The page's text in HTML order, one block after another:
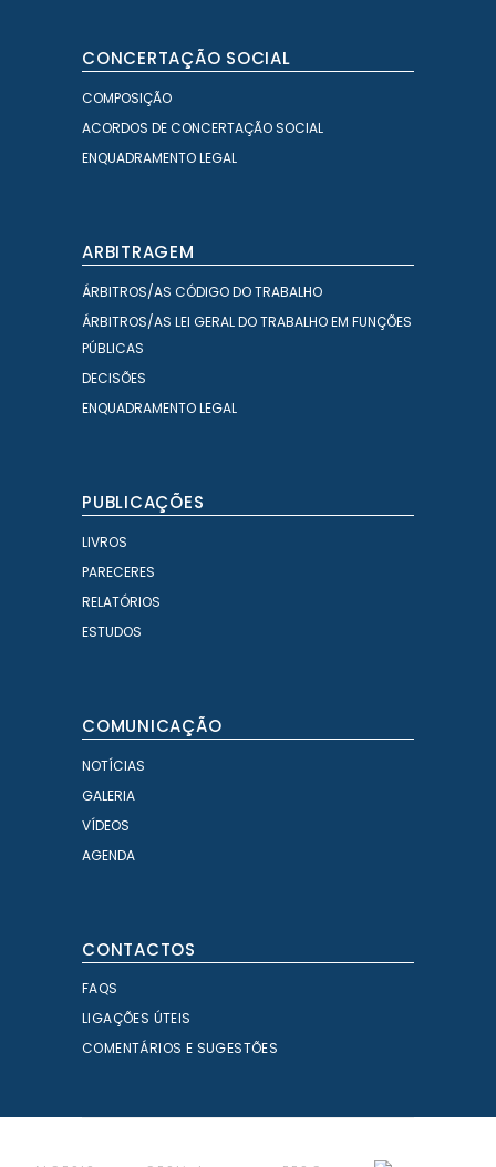
CONCERTAÇÃO SOCIAL
COMPOSIÇÃO
ACORDOS DE CONCERTAÇÃO SOCIAL
ENQUADRAMENTO LEGAL
ARBITRAGEM
ÁRBITROS/AS CÓDIGO DO TRABALHO
ÁRBITROS/AS LEI GERAL DO TRABALHO EM FUNÇÕES
PÚBLICAS
DECISÕES
ENQUADRAMENTO LEGAL
PUBLICAÇÕES
LIVROS
PARECERES
RELATÓRIOS
ESTUDOS
COMUNICAÇÃO
NOTÍCIAS
GALERIA
VÍDEOS
AGENDA
CONTACTOS
FAQS
LIGAÇÕES ÚTEIS
COMENTÁRIOS E SUGESTÕES